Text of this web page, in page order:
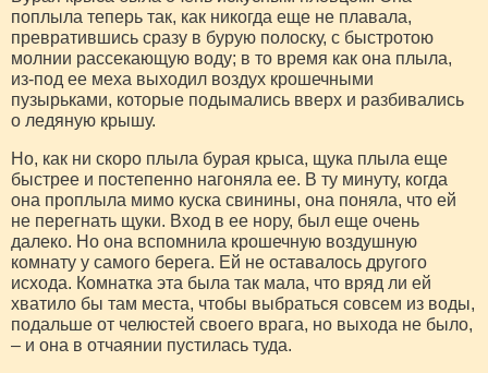
поплыла теперь так, как никогда еще не плавала,
превратившись сразу в бурую полоску, с быстротою
молнии рассекающую воду; в то время как она плыла,
из-под ее меха выходил воздух крошечными
пузырьками, которые подымались вверх и разбивались
о ледяную крышу.
Но, как ни скоро плыла бурая крыса, щука плыла еще
быстрее и постепенно нагоняла ее. В ту минуту, когда
она проплыла мимо куска свинины, она поняла, что ей
не перегнать щуки. Вход в ее нору, был еще очень
далеко. Но она вспомнила крошечную воздушную
комнату у самого берега. Ей не оставалось другого
исхода. Комнатка эта была так мала, что вряд ли ей
хватило бы там места, чтобы выбраться совсем из воды,
подальше от челюстей своего врага, но выхода не было,
– и она в отчаянии пустилась туда.